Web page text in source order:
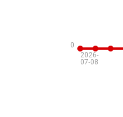
2026-
07-08
0